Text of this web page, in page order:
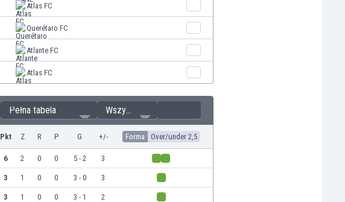
Atlas FC
Querétaro FC
Atlante FC
Atlas FC
Pełna tabela Wszystkie
Pkt Z R P G +/- Forma Over/under 2,5
6 2 0 0 5 - 2 3
3 1 0 0 3 - 0 3
3 1 0 0 3 - 1 2